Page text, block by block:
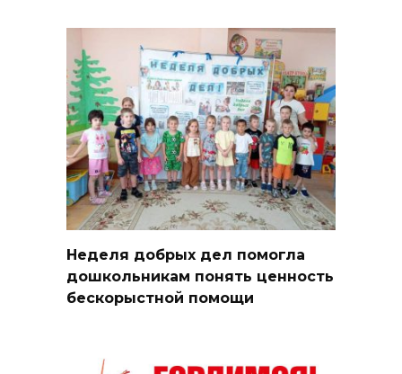
Неделя добрых дел помогла
дошкольникам понять ценность
бескорыстной помощи